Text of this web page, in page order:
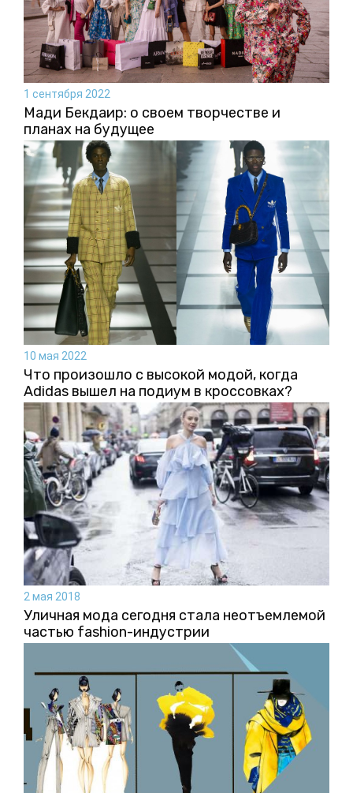
1 сентября 2022
Мади Бекдаир: о своем творчестве и
планах на будущее
10 мая 2022
Что произошло с высокой модой, когда
Adidas вышел на подиум в кроссовках?
2 мая 2018
Уличная мода сегодня стала неотъемлемой
частью fashion-индустрии